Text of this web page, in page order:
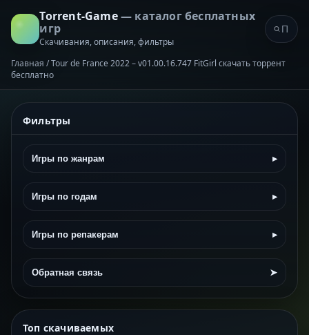
Torrent-Game— каталог бесплатных
игр
Скачивания, описания, фильтры
Главная /Tour de France 2022 – v01.00.16.747 FitGirl скачать торрент
бесплатно
Фильтры
Игры по жанрам ▸
Игры по годам ▸
Игры по репакерам ▸
Обратная связь ➤
Топ скачиваемых